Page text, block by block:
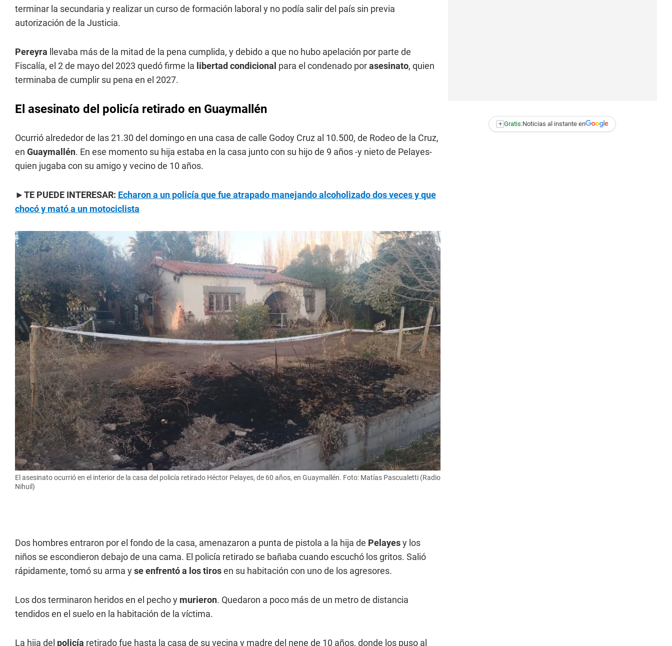
terminar la secundaria y realizar un curso de formación laboral y no podía salir del país sin previa
autorización de la Justicia.
Pereyra
llevaba más de la mitad de la pena cumplida, y debido a que no hubo apelación por parte de
Fiscalía, el 2 de mayo del 2023 quedó firme la libertad condicional para el condenado porasesinato, quien
terminaba de cumplir su pena en el 2027.
El asesinato del policía retirado en Guaymallén
Ocurrió alrededor de las 21.30 del domingo en una casa de calle Godoy Cruz al 10.500, de Rodeo de la Cruz,
en Guaymallén. En ese momento su hija estaba en la casa junto con su hijo de 9 años -y nieto de Pelayes-
quien jugaba con su amigo y vecino de 10 años.
►TE PUEDE INTERESAR: Echaron a un policía que fue atrapado manejando alcoholizado dos veces y que
chocó y mató a un motociclista
El asesinato ocurrió en el interior de la casa del policía retirado Héctor Pelayes, de 60 años, en Guaymallén. Foto: Matías Pascualetti (Radio
Nihuil)
Dos hombres entraron por el fondo de la casa, amenazaron a punta de pistola a la hija de Pelayesy los
niños se escondieron debajo de una cama. El policía retirado se bañaba cuando escuchó los gritos. Salió
rápidamente, tomó su arma yse enfrentó a los tirosen su habitación con uno de los agresores.
Los dos terminaron heridos en el pecho y murieron. Quedaron a poco más de un metro de distancia
tendidos en el suelo en la habitación de la víctima.
La hija del policía retirado fue hasta la casa de su vecina y madre del nene de 10 años, donde los puso al
+ Gratis:Noticias al instante en